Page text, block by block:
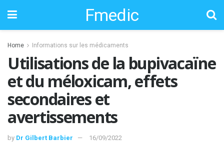
Fmedic
Home Informations sur les médicaments
Utilisations de la bupivacaïne
et du méloxicam, effets
secondaires et
avertissements
by Dr Gilbert Barbier 16/09/2022